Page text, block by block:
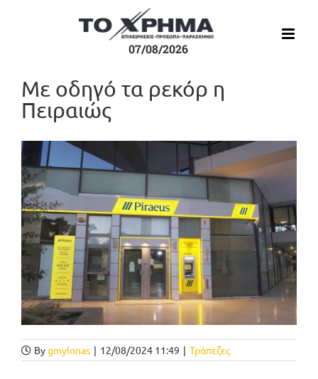
07/08/2026
Με οδηγό τα ρεκόρ η
Πειραιώς
Προβολή
μεγαλύτερης
εικόνας
Bygmylonas | 12/08/2024 11:49 | Τράπεζες